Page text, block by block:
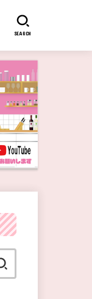
SEARCH